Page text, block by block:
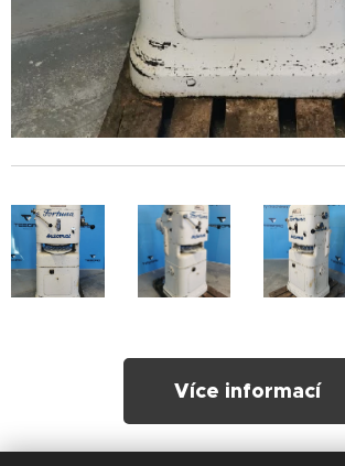
Více informací